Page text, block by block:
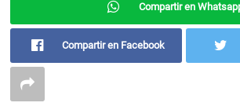
Compartir en
Compartir en Facebook